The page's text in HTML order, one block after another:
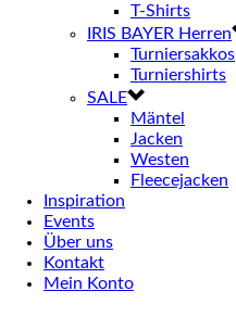
T-Shirts
IRIS BAYER Herren
Turniersakkos
Turniershirts
SALE
Mäntel
Jacken
Westen
Fleecejacken
Inspiration
Events
Über uns
Kontakt
Mein Konto